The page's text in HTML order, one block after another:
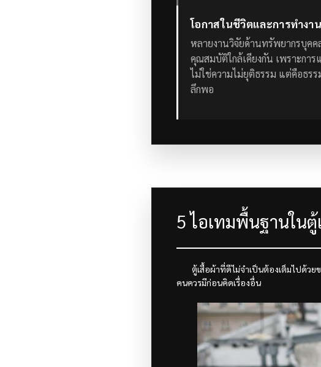
โอกาสในชีวิตและการทำง
หลายงานวิจัยด้านทรัพยากรบุค
คุณสมบัติใกล้เคียงกัน เพราะกา
ไม่ใช่ความไม่ยุติธรรม แต่คือธร
ลึกพอ
5 ไอเทมพื้นฐานใน
ตู้เสื้อผ้าที่ดีไม่จำเป็นต้องเต็มไปด้ว
คนควรมีก่อนคิดเรื่องอื่น